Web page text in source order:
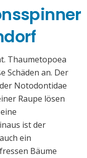
Thaumetopoea
Schäden an. Der
Notodontidae
Raupe lösen
ist der
ein
Bäume